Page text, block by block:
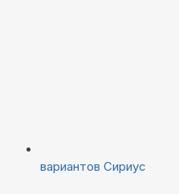
вариантов Сириус